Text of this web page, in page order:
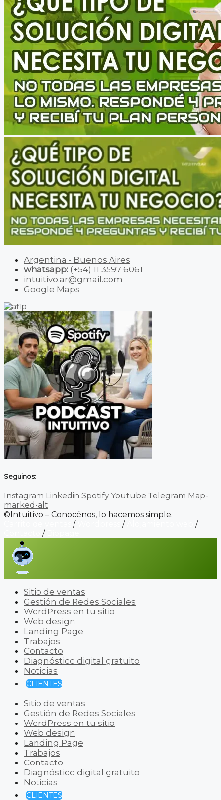
Argentina - Buenos Aires
whatsapp: (+54) 11 3597 6061
intuitivo.ar@gmail.com
Google Maps
Seguinos:
Instagram Linkedin Spotify Youtube Telegram Map-
marked-alt
©Intuitivo – Conocénos, lo hacemos simple.
/ /
/
/
Sitio de ventas
Gestión de Redes Sociales
WordPress en tu sitio
Web design
Landing Page
Trabajos
Contacto
Diagnóstico digital gratuito
Noticias
CLIENTES
Sitio de ventas
Gestión de Redes Sociales
WordPress en tu sitio
Web design
Landing Page
Trabajos
Contacto
Diagnóstico digital gratuito
Noticias
CLIENTES